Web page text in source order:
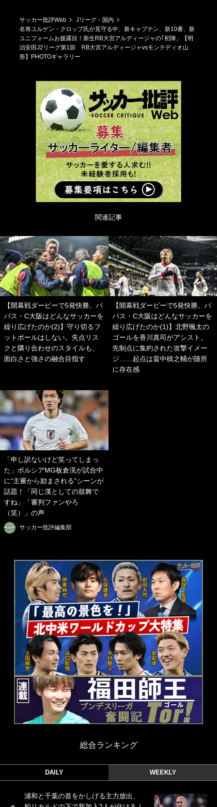
サッカー批評Web
Jリーグ・国内
名将ユルゲン・クロップ氏が見守る中、新キャプテン、新10番、新
ユニフォームお披露目！新生RB大宮アルディージャの｢初陣」【明
治安田J2リーグ第1節 RB大宮アルディージャvsモンテディオ山
形】PHOTOギャラリー
関連記事
【開幕戦ダービーで5発快勝。パ
パス・C大阪はどんなサッカーを
繰り広げたのか(2)】守り切るフ
ットボールはしない。失点リス
クと隣り合わせのスタイルも、
面白さと強さの融合目指す
【開幕戦ダービーで5発快勝。パ
パス・C大阪はどんなサッカーを
繰り広げたのか(1)】北野颯太の
ゴールを香川真司がアシスト。
先制点に集約された攻撃イメー
ジ……起点は畠中槙之輔が随所
に存在感
「申し訳ないけど笑ってしまっ
た」ボルシアMG板倉滉が試合中
に“主審から励まされる”シーンが
話題！「同じ漢としての鼓舞で
すね」「審判ファンやろ
（笑）」の声
サッカー批評編集部
総合ランキング
DAILY WEEKLY
浦和と千葉の首をかしげる主力放出、